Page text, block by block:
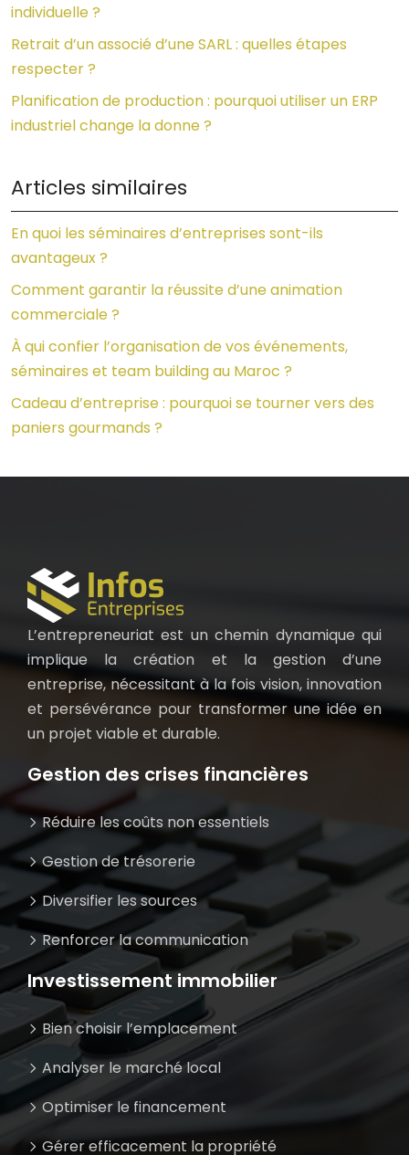
individuelle ?
Retrait d’un associé d’une SARL : quelles étapes
respecter ?
Planification de production : pourquoi utiliser un ERP
industriel change la donne ?
Articles similaires
En quoi les séminaires d’entreprises sont-ils
avantageux ?
Comment garantir la réussite d’une animation
commerciale ?
À qui confier l’organisation de vos événements,
séminaires et team building au Maroc ?
Cadeau d’entreprise : pourquoi se tourner vers des
paniers gourmands ?
L’entrepreneuriat est un chemin dynamique qui
implique la création et la gestion d’une
entreprise, nécessitant à la fois vision, innovation
et persévérance pour transformer une idée en
un projet viable et durable.
Gestion des crises financières
Réduire les coûts non essentiels
Gestion de trésorerie
Diversifier les sources
Renforcer la communication
Investissement immobilier
Bien choisir l’emplacement
Analyser le marché local
Optimiser le financement
Gérer efficacement la propriété